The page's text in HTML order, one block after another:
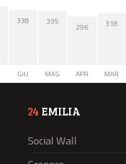
338
GIU
335
MAG
296
APR
318
MAR
24 EMILIA
Social Wall